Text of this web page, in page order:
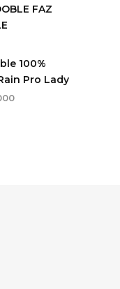
100%
Pro Lady
El